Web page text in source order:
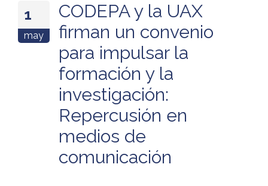
1
may
CODEPA y la UAX
firman un convenio
para impulsar la
formación y la
investigación:
Repercusión en
medios de
comunicación